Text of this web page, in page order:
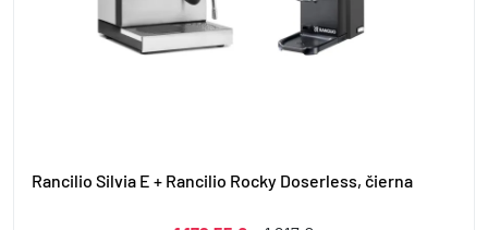
Rancilio Silvia E + Rancilio Rocky Doserless, čierna